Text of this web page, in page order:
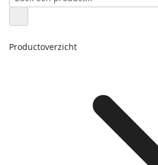
Productoverzicht